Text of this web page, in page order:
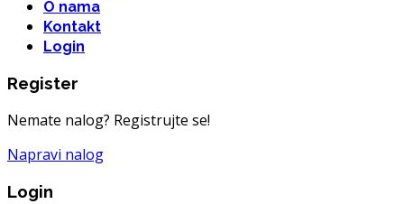
O nama
Kontakt
Login
Register
Nemate nalog? Registrujte se!
Napravi nalog
Login